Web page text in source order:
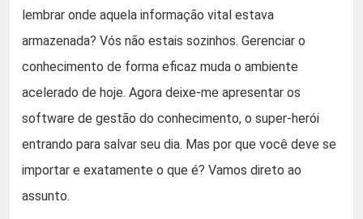
lembrar onde aquela informação vital estava
armazenada? Vós não estais sozinhos. Gerenciar o
conhecimento de forma eficaz muda o ambiente
acelerado de hoje. Agora deixe-me apresentar os
software de gestão do conhecimento, o super-herói
entrando para salvar seu dia. Mas por que você deve se
importar e exatamente o que é? Vamos direto ao
assunto.